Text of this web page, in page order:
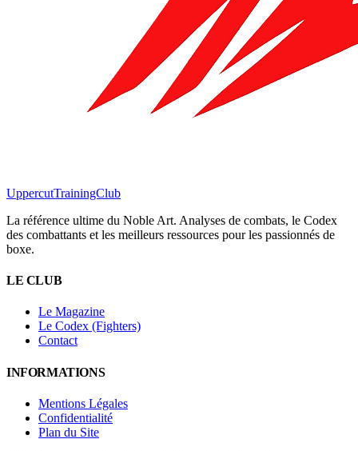
UppercutTrainingClub
La référence ultime du Noble Art. Analyses de combats, le Codex
des combattants et les meilleurs ressources pour les passionnés de
boxe.
LE CLUB
Le Magazine
Le Codex (Fighters)
Contact
INFORMATIONS
Mentions Légales
Confidentialité
Plan du Site